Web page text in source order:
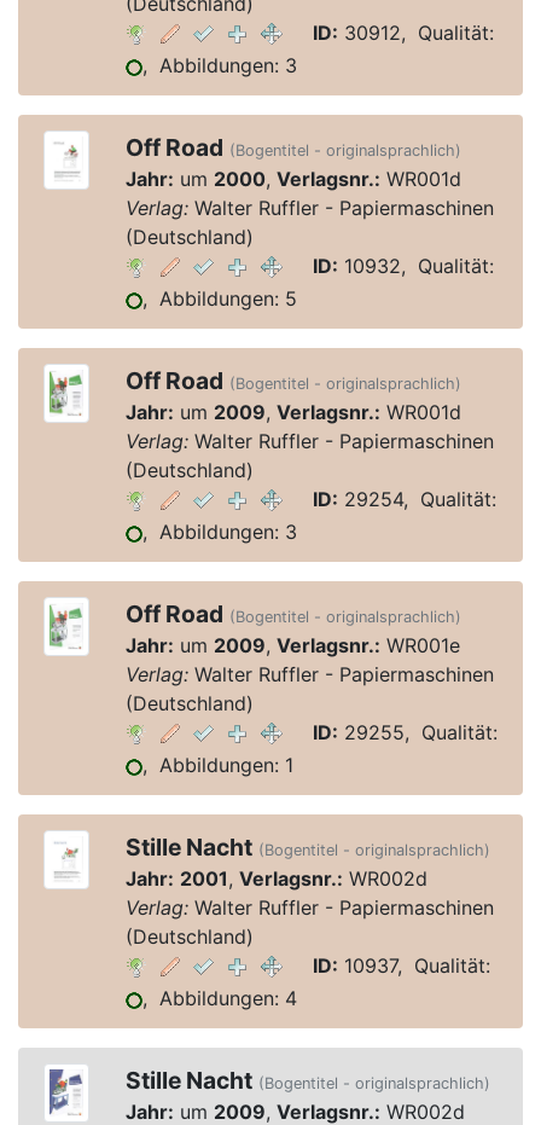
ID: 30912, Qualität:
, Abbildungen: 3
Off Road (Bogentitel - originalsprachlich)
Jahr: um 2000, Verlagsnr.: WR001d
Verlag:Walter Ruffler - Papiermaschinen
(Deutschland)
ID: 10932, Qualität:
, Abbildungen: 5
Off Road (Bogentitel - originalsprachlich)
Jahr: um 2009, Verlagsnr.: WR001d
Verlag:Walter Ruffler - Papiermaschinen
(Deutschland)
ID: 29254, Qualität:
, Abbildungen: 3
Off Road (Bogentitel - originalsprachlich)
Jahr: um 2009, Verlagsnr.: WR001e
Verlag:Walter Ruffler - Papiermaschinen
(Deutschland)
ID: 29255, Qualität:
, Abbildungen: 1
Stille Nacht (Bogentitel - originalsprachlich)
Jahr: 2001, Verlagsnr.: WR002d
Verlag:Walter Ruffler - Papiermaschinen
(Deutschland)
ID: 10937, Qualität:
, Abbildungen: 4
Stille Nacht (Bogentitel - originalsprachlich)
Jahr: um 2009, Verlagsnr.: WR002d